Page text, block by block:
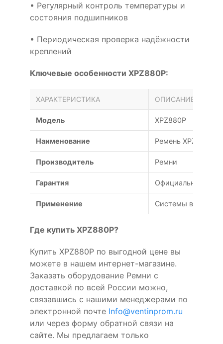
• Регулярный контроль температуры и
состояния подшипников
• Периодическая проверка надёжности
креплений
Ключевые особенности XPZ880P:
ХАРАКТЕРИСТИКА ОПИСАНИЕ
Модель XPZ880P
Наименование Ремень XPZ 880
Производитель Ремни
Гарантия Официальная
Применение Системы
Где купить XPZ880P?
Купить XPZ880P по выгодной цене вы
можете в нашем интернет-магазине.
Заказать оборудование Ремни с
доставкой по всей России можно,
связавшись с нашими менеджерами по
электронной почте Info@ventinprom.ru
или через форму обратной связи на
сайте. Мы предлагаем только